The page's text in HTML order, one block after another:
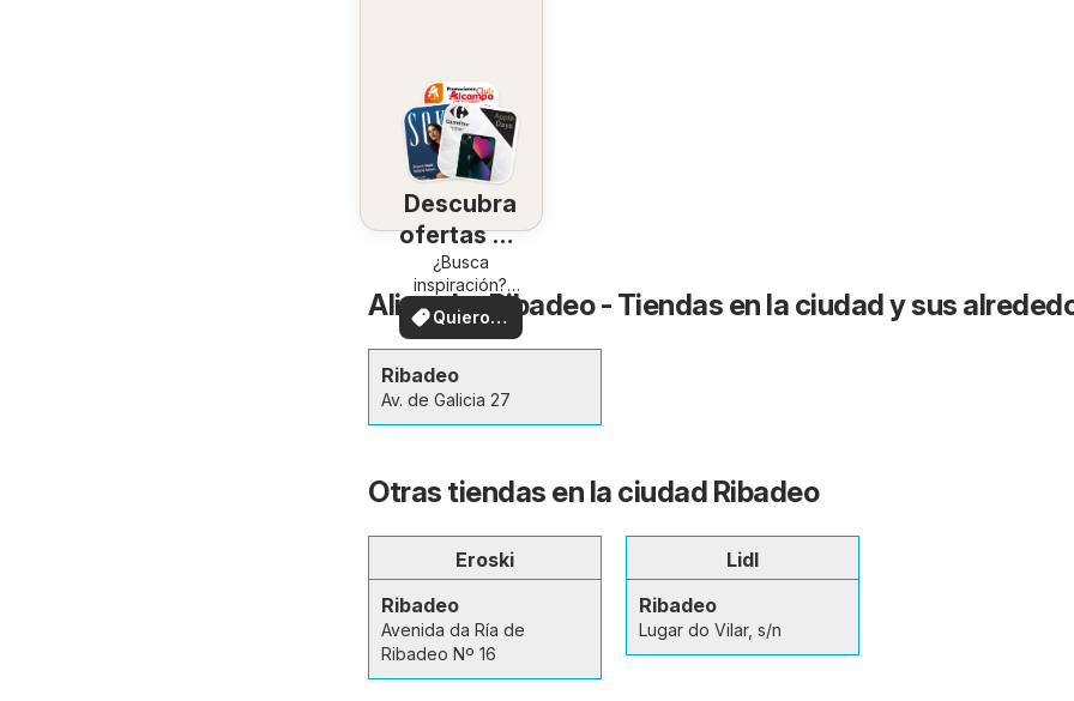
Descubra
ofertas en
su zona
¿Busca
inspiración?
¡Vea las ofertas
en su zona!
Quiero
ver
Alimerka Ribadeo - Tiendas en la ciudad y sus
Ribadeo
Av. de Galicia 27
Otras tiendas en la ciudad Ribadeo
Eroski
Ribadeo
Avenida da Ría de
Ribadeo Nº 16
Lidl
Ribadeo
Lugar do Vilar, s/n